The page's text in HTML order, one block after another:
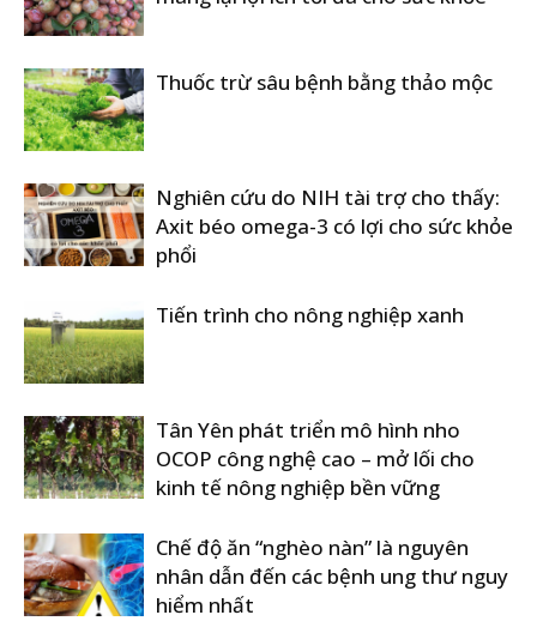
Thuốc trừ sâu bệnh bằng thảo mộc
Nghiên cứu do NIH tài trợ cho thấy:
Axit béo omega-3 có lợi cho sức khỏe
phổi
Tiến trình cho nông nghiệp xanh
Tân Yên phát triển mô hình nho
OCOP công nghệ cao – mở lối cho
kinh tế nông nghiệp bền vững
Chế độ ăn “nghèo nàn” là nguyên
nhân dẫn đến các bệnh ung thư nguy
hiểm nhất